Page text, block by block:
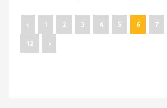
‹ 1 2 3 4 5 6 7
12 ›